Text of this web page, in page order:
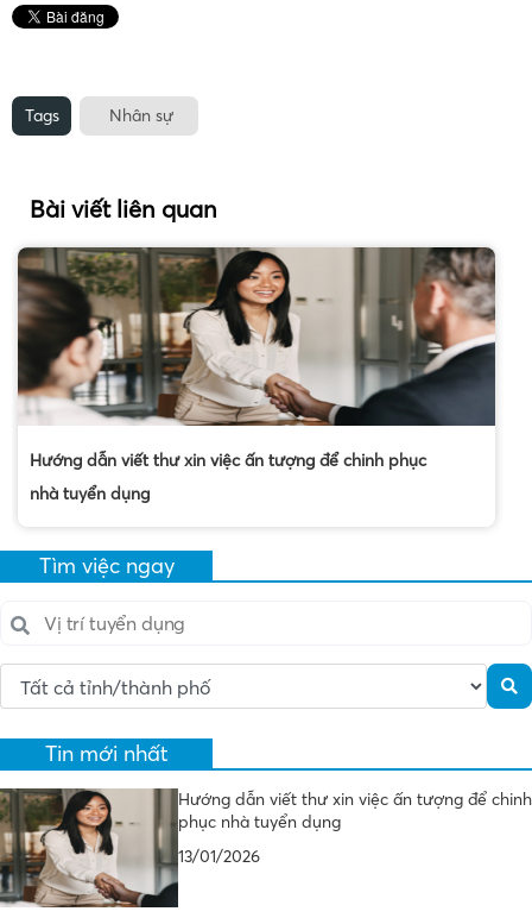
Tags Nhân sự
Bài viết liên quan
Hướng dẫn viết thư xin việc ấn tượng để chinh phục
nhà tuyển dụng
Tìm việc ngay
Tin mới nhất
Hướng dẫn viết thư xin việc ấn tượng để chinh
phục nhà tuyển dụng
13/01/2026